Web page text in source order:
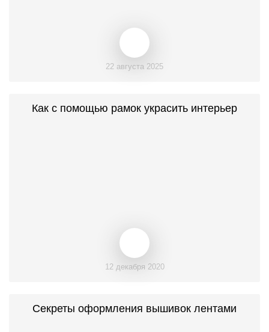
22 августа 2025
Как с помощью рамок украсить интерьер
12 декабря 2020
Секреты оформления вышивок лентами